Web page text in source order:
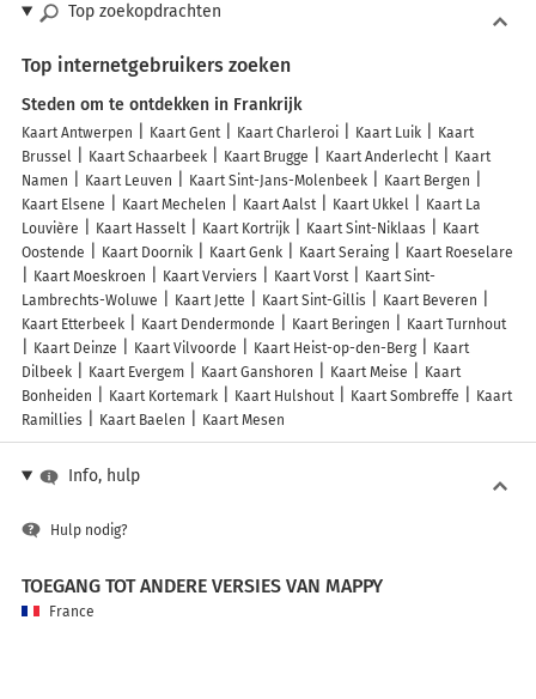
Top zoekopdrachten
Top internetgebruikers zoeken
Steden om te ontdekken in Frankrijk
Kaart Antwerpen Kaart Gent Kaart Charleroi Kaart Luik
Kaart
Brussel
Kaart Schaarbeek Kaart Brugge Kaart Anderlecht
Kaart
Namen
Kaart Leuven Kaart Sint-Jans-Molenbeek
Kaart Bergen
Kaart Elsene
Kaart Mechelen Kaart Aalst Kaart Ukkel
Kaart La
Louvière
Kaart Hasselt Kaart Kortrijk Kaart Sint-Niklaas
Kaart
Oostende
Kaart Doornik Kaart Genk Kaart Seraing
Kaart Roeselare
Kaart Moeskroen
Kaart Verviers Kaart Vorst
Kaart Sint-
Lambrechts-Woluwe
Kaart Jette Kaart Sint-Gillis
Kaart Beveren
Kaart Etterbeek
Kaart Dendermonde Kaart Beringen
Kaart Turnhout
Kaart Deinze
Kaart Vilvoorde Kaart Heist-op-den-Berg
Kaart
Dilbeek
Kaart Evergem Kaart Ganshoren Kaart Meise
Kaart
Bonheiden
Kaart Kortemark Kaart Hulshout Kaart Sombreffe
Kaart
Ramillies
Kaart Baelen Kaart Mesen
Info, hulp
Hulp nodig?
TOEGANG TOT ANDERE VERSIES VAN MAPPY
France